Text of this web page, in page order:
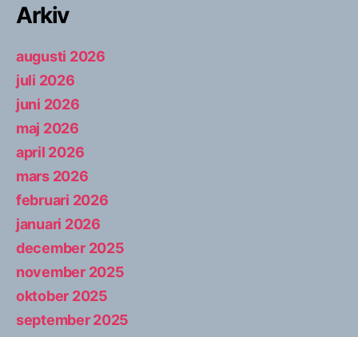
Arkiv
augusti 2026
juli 2026
juni 2026
maj 2026
april 2026
mars 2026
februari 2026
januari 2026
december 2025
november 2025
oktober 2025
september 2025